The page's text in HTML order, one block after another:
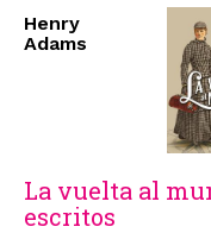
Henry
Adams
La vuelta al
escritos